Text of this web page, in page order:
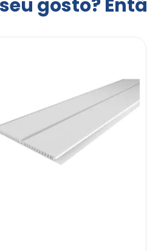
seu gosto?